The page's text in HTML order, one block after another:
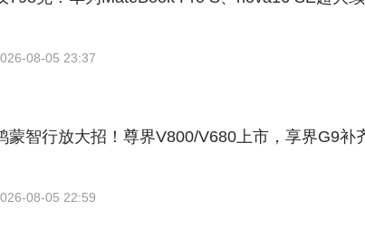
08-05 23:37
蒙智行放大招！尊界V800/V680上市，享界G9补
08-05 22:59